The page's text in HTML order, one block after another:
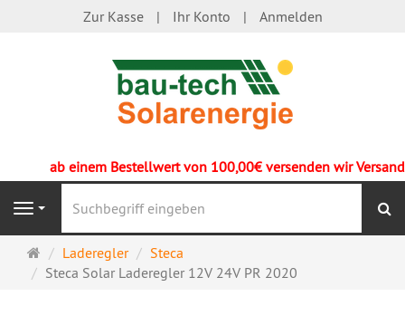
Zur Kasse Ihr Konto Anmelden
ab einem Bestellwert von 100,00€ versenden wir
Navigation
Startseite
Laderegler
Steca
Steca Solar Laderegler 12V 24V PR 2020